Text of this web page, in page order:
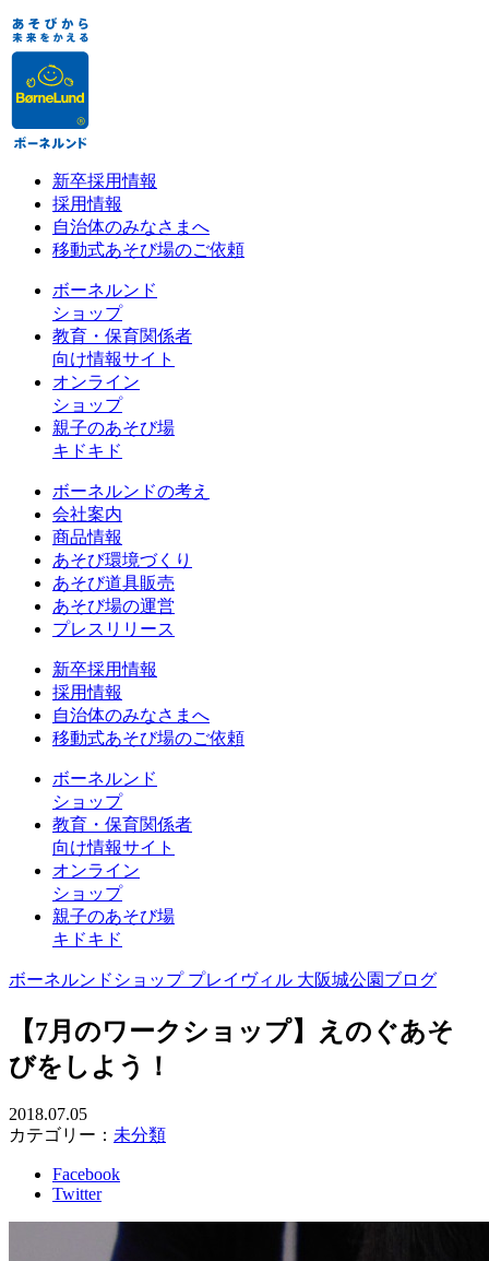
新卒採用情報
採用情報
自治体のみなさまへ
移動式あそび場のご依頼
ボーネルンド
ショップ
教育・保育関係者
向け情報サイト
オンライン
ショップ
親子のあそび場
キドキド
ボーネルンドの考え
会社案内
商品情報
あそび環境づくり
あそび道具販売
あそび場の運営
プレスリリース
新卒採用情報
採用情報
自治体のみなさまへ
移動式あそび場のご依頼
ボーネルンド
ショップ
教育・保育関係者
向け情報サイト
オンライン
ショップ
親子のあそび場
キドキド
ボーネルンドショップ プレイヴィル 大阪城公園ブログ
【7月のワークショップ】えのぐあそ
びをしよう！
2018.07.05
カテゴリー： 未分類
Facebook
Twitter